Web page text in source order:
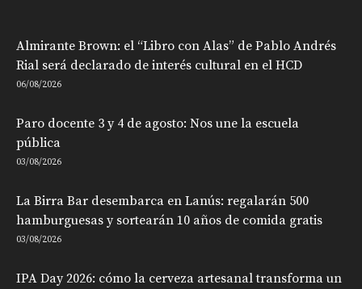
Almirante Brown: el “Libro con Alas” de Pablo Andrés
Rial será declarado de interés cultural en el HCD
06/08/2026
Paro docente 3 y 4 de agosto: Nos une la escuela
pública
03/08/2026
La Birra Bar desembarca en Lanús: regalarán 500
hamburguesas y sortearán 10 años de comida gratis
03/08/2026
IPA Day 2026: cómo la cerveza artesanal transforma un